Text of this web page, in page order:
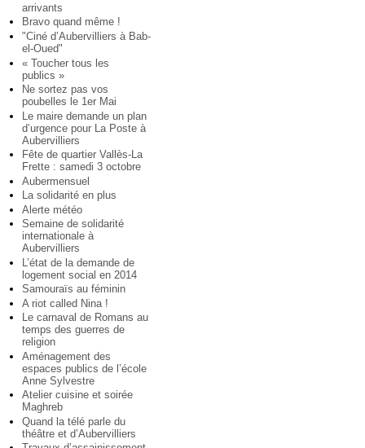
arrivants
Bravo quand même !
"Ciné d’Aubervilliers à Bab-
el-Oued"
« Toucher tous les
publics »
Ne sortez pas vos
poubelles le 1er Mai
Le maire demande un plan
d’urgence pour La Poste à
Aubervilliers
Fête de quartier Vallès-La
Frette : samedi 3 octobre
Aubermensuel
La solidarité en plus
Alerte météo
Semaine de solidarité
internationale à
Aubervilliers
L’état de la demande de
logement social en 2014
Samouraïs au féminin
A riot called Nina !
Le carnaval de Romans au
temps des guerres de
religion
Aménagement des
espaces publics de l’école
Anne Sylvestre
Atelier cuisine et soirée
Maghreb
Quand la télé parle du
théâtre et d’Aubervilliers